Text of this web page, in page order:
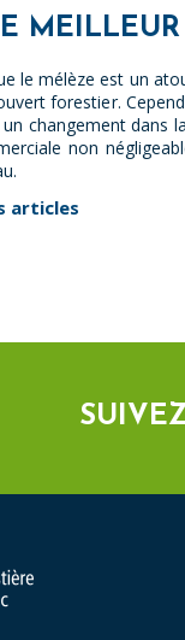
MEILLEUR
le mélèze est un
forestier.
changement dans
non
articles